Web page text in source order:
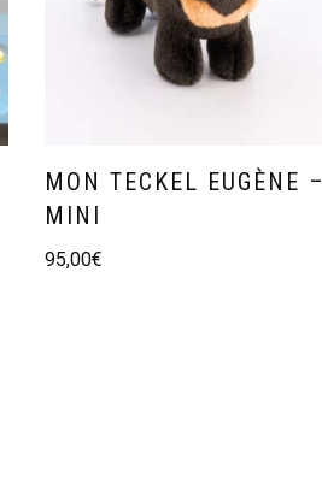
MON TECKEL EUGÈNE –
MINI
95,00€